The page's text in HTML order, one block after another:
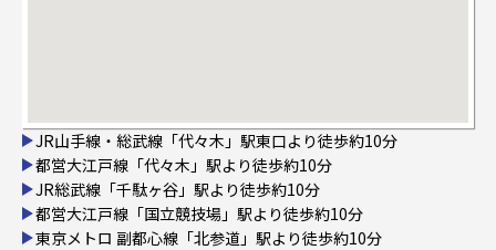
JR山手線・総武線「代々木」駅東口より徒歩約10分
都営大江戸線「代々木」駅より徒歩約10分
JR総武線「千駄ヶ谷」駅より徒歩約10分
都営大江戸線「国立競技場」駅より徒歩約10分
東京メトロ 副都心線「北参道」駅より徒歩約10分